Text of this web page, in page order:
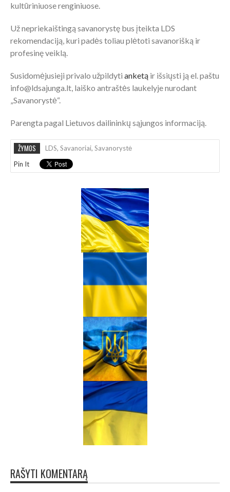
kultūriniuose renginiuose.
Už nepriekaištingą savanorystę bus įteikta LDS
rekomendaciją, kuri padės toliau plėtoti savanorišką ir
profesinę veiklą.
Susidomėjusieji privalo užpildyti anketą ir išsiųsti ją el. paštu
info@ldsajunga.lt, laiško antraštės laukelyje nurodant
„Savanorystė“.
Parengta pagal Lietuvos dailininkų sąjungos informaciją.
ŽYMOS LDS, Savanoriai, Savanorystė
Pin It
RAŠYTI KOMENTARĄ